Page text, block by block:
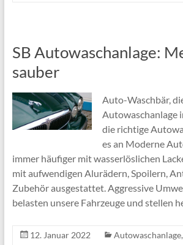
SB Autowaschanlage:
sauber
Auto-Waschbär,
Autowaschanlage
die richtige
es an Moderne
immer häufiger mit wasserlöslichen
mit aufwendigen Alurädern, Spoilern,
Zubehör ausgestattet. Aggressive
belasten unsere Fahrzeuge und stellen
12. Januar 2022 Autowaschanlage,